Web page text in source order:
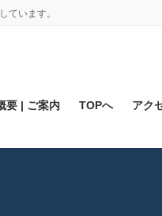
います。
要 | ご案内 TOPへ アク